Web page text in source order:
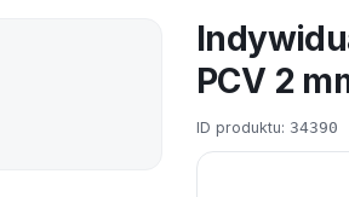
PCV 2
ID produktu: 34390